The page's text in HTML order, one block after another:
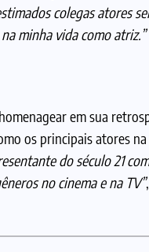
colegas atores
minha vida como atriz.”
em sua
os principais atores na
do século 21
no cinema e na TV”